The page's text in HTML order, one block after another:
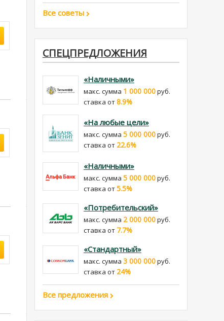
Все советы
СПЕЦПРЕДЛОЖЕНИЯ
«Наличными»
макс. сумма 1 000 000руб.
cтавка от8.9%
«На любые цели»
макс. сумма 5 000 000руб.
cтавка от 22.6%
«Наличными»
макс. сумма 5 000 000руб.
cтавка от5.5%
«Потребительский»
макс. сумма 2 000 000руб.
cтавка от 7.7%
«Стандартный»
макс. сумма 3 000 000руб.
cтавка от 24%
Все предложения